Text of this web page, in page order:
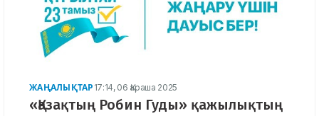
ЖАҢАЛЫҚТАР 17:14, 06 Қараша 2025
«Қазақтың Робин Гуды» қажылықтың